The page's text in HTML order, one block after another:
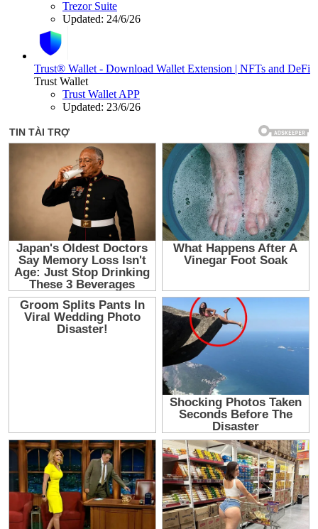
Trezor Suite
Updated: 24/6/26
Trust® Wallet - Download Wallet Extension | NFTs and DeFi
Trust Wallet
Trust Wallet APP
Updated: 23/6/26